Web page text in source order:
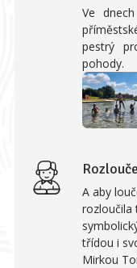
Ve
pestrý
pohody.
A aby
rozloučila
třídou i
Mirkou